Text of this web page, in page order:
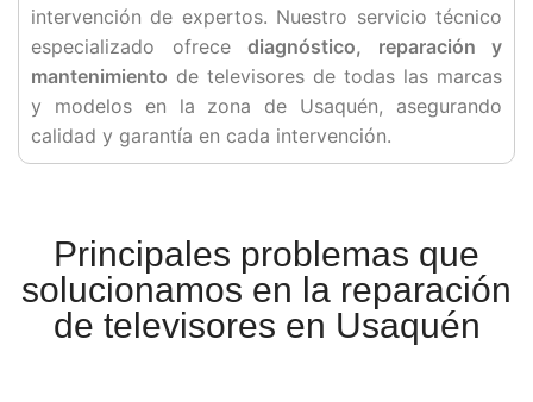
intervención de expertos. Nuestro servicio técnico
especializado ofrece diagnóstico, reparación y
mantenimiento de televisores de todas las marcas
y modelos en la zona de Usaquén, asegurando
calidad y garantía en cada intervención.
Principales problemas que
solucionamos en la reparación
de televisores en Usaquén